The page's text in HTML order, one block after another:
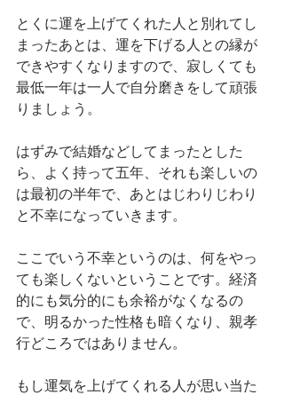
とくに運を上げてくれた人と別れてし
まったあとは、運を下げる人との縁が
できやすくなりますので、寂しくても
最低一年は一人で自分磨きをして頑張
りましょう。
はずみで結婚などしてまったとした
ら、よく持って五年、それも楽しいの
は最初の半年で、あとはじわりじわり
と不幸になっていきます。
ここでいう不幸というのは、何をやっ
ても楽しくないということです。経済
的にも気分的にも余裕がなくなるの
で、明るかった性格も暗くなり、親孝
行どころではありません。
もし運気を上げてくれる人が思い当た